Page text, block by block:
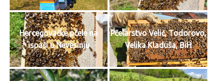
Hercegovačke pčele na
ispaši u Nevesinju
Pčelarstvo Velić, Todorovo,
Velika Kladuša, BiH